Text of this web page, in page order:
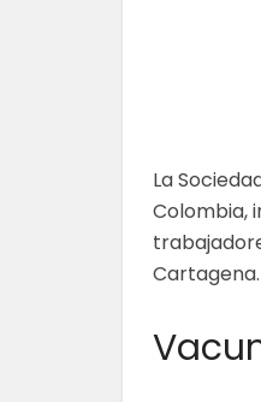
La
Colombia,
Cartagena.